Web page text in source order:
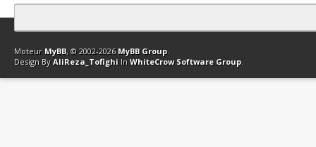
Contact Club Affiliation Retourner en haut Version bas-débit
Moteur MyBB, © 2002-2026 MyBB Group.
Design By AliReza_Tofighi In WhiteCrow Software Group.